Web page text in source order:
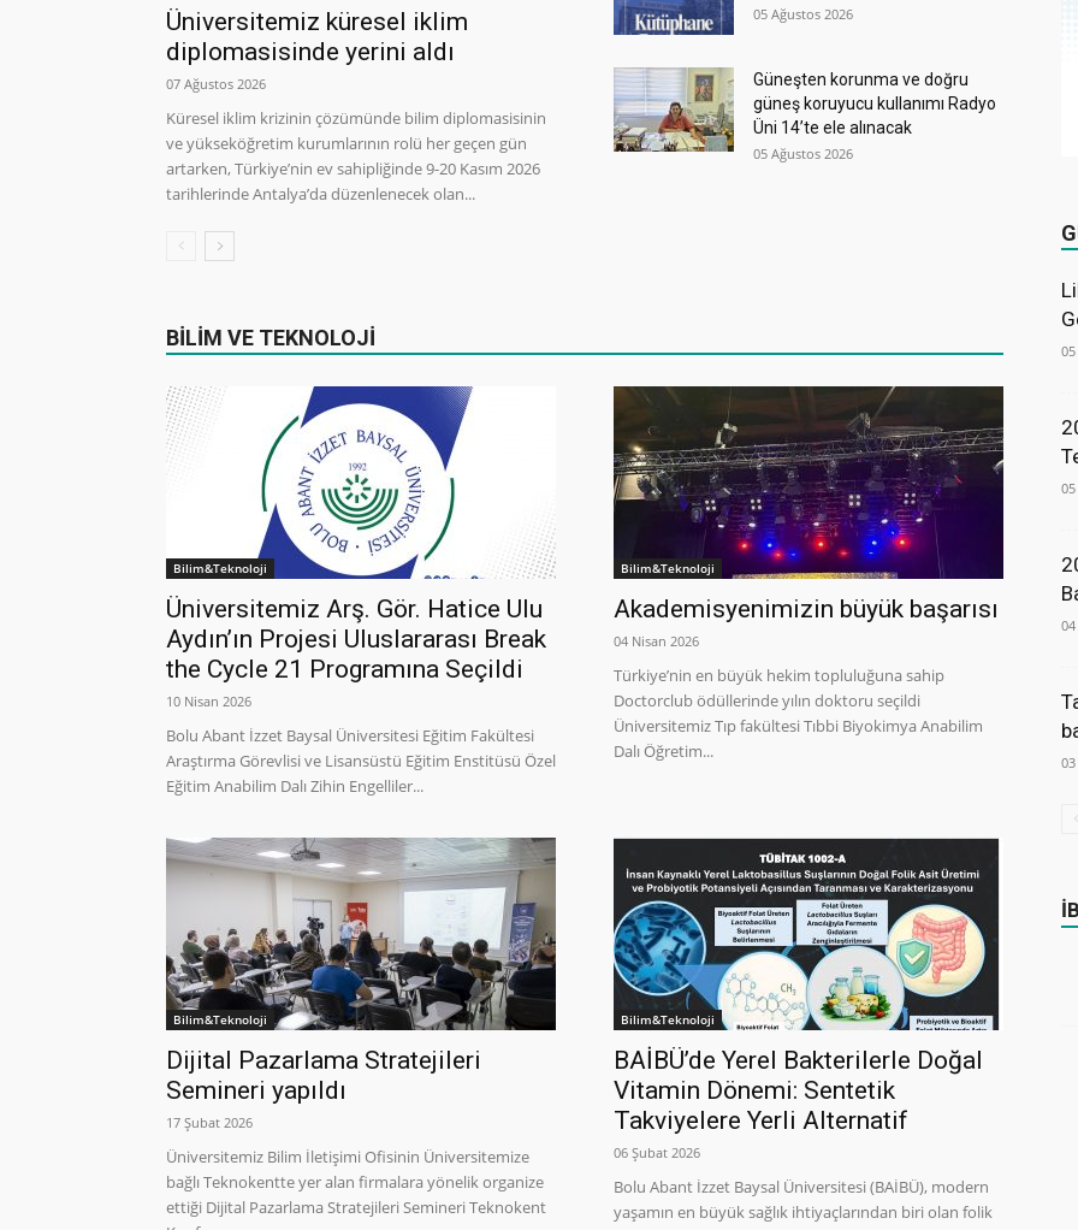
Üniversitemiz küresel iklim
diplomasisinde yerini aldı
07 Ağustos 2026
Küresel iklim krizinin çözümünde bilim diplomasisinin
ve yükseköğretim kurumlarının rolü her geçen gün
artarken, Türkiye’nin ev sahipliğinde 9-20 Kasım 2026
tarihlerinde Antalya’da düzenlenecek olan...
05 Ağustos 2026
Güneşten korunma ve doğru
güneş koruyucu kullanımı Radyo
Üni 14’te ele alınacak
05 Ağustos 2026
BİLİM VE TEKNOLOJİ
Bilim&Teknoloji
Üniversitemiz Arş. Gör. Hatice Ulu
Aydın’ın Projesi Uluslararası Break
the Cycle 21 Programına Seçildi
10 Nisan 2026
Bolu Abant İzzet Baysal Üniversitesi Eğitim Fakültesi
Araştırma Görevlisi ve Lisansüstü Eğitim Enstitüsü Özel
Eğitim Anabilim Dalı Zihin Engelliler...
Bilim&Teknoloji
Akademisyenimizin büyük başarısı
04 Nisan 2026
Türkiye’nin en büyük hekim topluluğuna sahip
Doctorclub ödüllerinde yılın doktoru seçildi
Üniversitemiz Tıp fakültesi Tıbbi Biyokimya Anabilim
Dalı Öğretim...
Bilim&Teknoloji
Dijital Pazarlama Stratejileri
Semineri yapıldı
17 Şubat 2026
Üniversitemiz Bilim İletişimi Ofisinin Üniversitemize
bağlı Teknokentte yer alan firmalara yönelik organize
ettiği Dijital Pazarlama Stratejileri Semineri Teknokent
Bilim&Teknoloji
BAİBÜ’de Yerel Bakterilerle Doğal
Vitamin Dönemi: Sentetik
Takviyelere Yerli Alternatif
06 Şubat 2026
Bolu Abant İzzet Baysal Üniversitesi (BAİBÜ), modern
yaşamın en büyük sağlık ihtiyaçlarından biri olan folik